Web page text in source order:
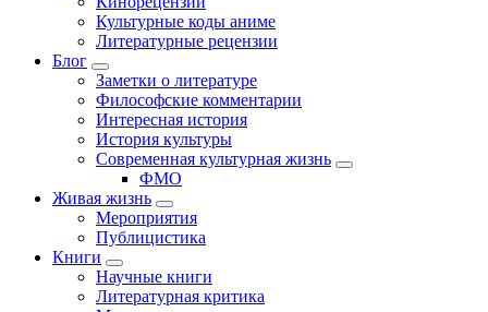
Культурные коды аниме
Литературные рецензии
Блог
Заметки о литературе
Философские комментарии
Интересная история
История культуры
Современная культурная жизнь
ФМО
Живая жизнь
Мероприятия
Публицистика
Книги
Научные книги
Литературная критика